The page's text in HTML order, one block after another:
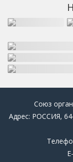
Союз
Адрес: РОССИЯ,